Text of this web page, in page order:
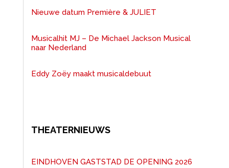
Nieuwe datum Première & JULIET
Musicalhit MJ – De Michael Jackson Musical
naar Nederland
Eddy Zoëy maakt musicaldebuut
THEATERNIEUWS
EINDHOVEN GASTSTAD DE OPENING 2026